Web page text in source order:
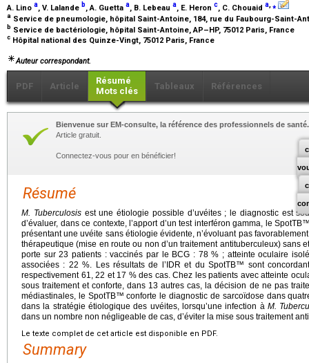
A. Lino a, V. Lalande b, A. Guetta a, B. Lebeau a, E. Heron c, C. Chouaid a,⁎
a Service de pneumologie, hôpital Saint-Antoine, 184, rue du Faubourg-Saint-
b Service de bactériologie, hôpital Saint-Antoine, AP–HP, 75012 Paris, France
c Hôpital national des Quinze-Vingt, 75012 Paris, France
Auteur correspondant.
PDF Article
Résumé
Mots clés
Tableaux Références
Bienvenue sur EM-consulte, la référence des professionnels de santé.
Article gratuit.
Connectez-vous pour en bénéficier!
Résumé
M. Tuberculosisest une étiologie possible d’uvéites ; le diagnostic est
d’évaluer, dans ce contexte, l’apport d’un test interféron gamma, le
présentant une uvéite sans étiologie évidente, n’évoluant pas
thérapeutique (mise en route ou non d’un traitement antituberculeux) sans
porte sur 23 patients : vaccinés par le BCG : 78 % ; atteinte oculaire
associées : 22 %. Les résultats de l’IDR et du SpotTB™ sont
respectivement 61, 22 et 17 % des cas. Chez les patients avec atteinte
sous traitement et conforte, dans 13 autres cas, la décision de ne pas
médiastinales, le SpotTB™ conforte le diagnostic de sarcoïdose dans
dans la stratégie étiologique des uvéites, lorsqu’une infection à M.
dans un nombre non négligeable de cas, d’éviter la mise sous traitement
Le texte complet de cet article est disponible en PDF.
Summary